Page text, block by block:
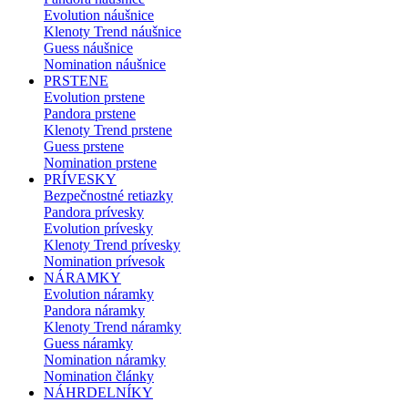
Evolution náušnice
Klenoty Trend náušnice
Guess náušnice
Nomination náušnice
PRSTENE
Evolution prstene
Pandora prstene
Klenoty Trend prstene
Guess prstene
Nomination prstene
PRÍVESKY
Bezpečnostné retiazky
Pandora prívesky
Evolution prívesky
Klenoty Trend prívesky
Nomination prívesok
NÁRAMKY
Evolution náramky
Pandora náramky
Klenoty Trend náramky
Guess náramky
Nomination náramky
Nomination články
NÁHRDELNÍKY